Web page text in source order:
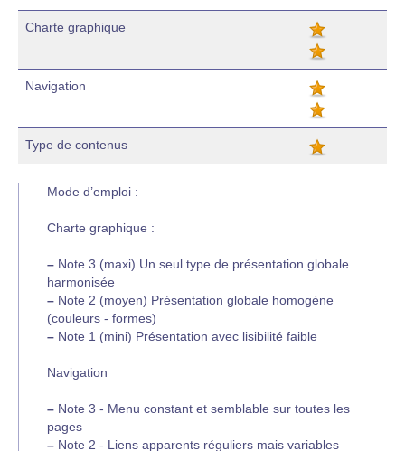
Charte graphique
Navigation
Type de contenus
Mode d’emploi :
Charte graphique :
– Note 3 (maxi) Un seul type de présentation globale
harmonisée
– Note 2 (moyen) Présentation globale homogène
(couleurs - formes)
– Note 1 (mini) Présentation avec lisibilité faible
Navigation
– Note 3 - Menu constant et semblable sur toutes les
pages
– Note 2 - Liens apparents réguliers mais variables